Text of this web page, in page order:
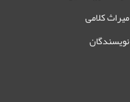
میراث کلامی
نویسندگان